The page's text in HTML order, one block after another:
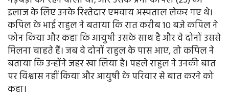
इलाज के लिए उनके रिश्तेदार एमवाय अस्पताल लेकर गए थे।
कपिल के भाई राहुल ने बताया कि रात करीब 10 बजे कपिल ने
फोन किया और कहा कि आयुषी उसके साथ है और वे दोनों उससे
मिलना चाहते हैं। जब वे दोनों राहुल के पास आए, तो कपिल ने
बताया कि उन्होंने जहर खा लिया है। पहले राहुल ने उनकी बात
पर विश्वास नहीं किया और आयुषी के परिवार से बात करने को
कहा।